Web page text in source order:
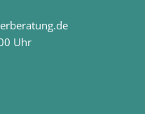
Uhr